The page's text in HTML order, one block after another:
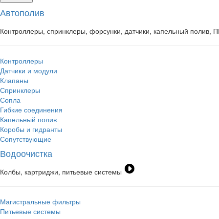
Автополив
Контроллеры, спринклеры, форсунки, датчики, капельный полив,
Контроллеры
Датчики и модули
Клапаны
Спринклеры
Сопла
Гибкие соединения
Капельный полив
Коробы и гидранты
Сопутствующие
Водоочистка
Колбы, картриджи, питьевые системы
Магистральные фильтры
Питьевые системы